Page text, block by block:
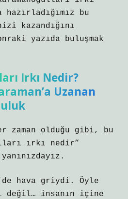
hazırladığımız bu
kazandığını
yazıda buluşmak
Irkı Nedir?
Uzanan
zaman olduğu gibi, bu
ırkı nedir”
hava griydi. Öyle
değil… insanın içine